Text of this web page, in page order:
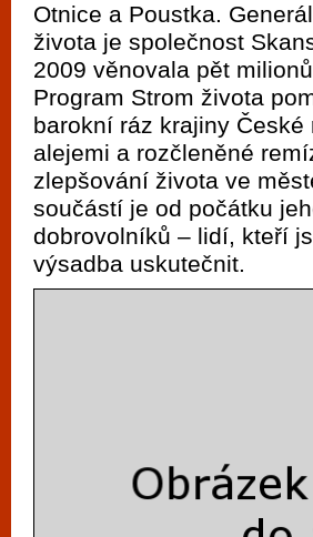
Otnice a Poustka.
života je společnost
2009 věnovala pět
Program Strom života
barokní ráz krajiny
alejemi a rozčleněné
zlepšování života ve
součástí je od počátku
dobrovolníků – lidí, kteří
výsadba uskutečnit.